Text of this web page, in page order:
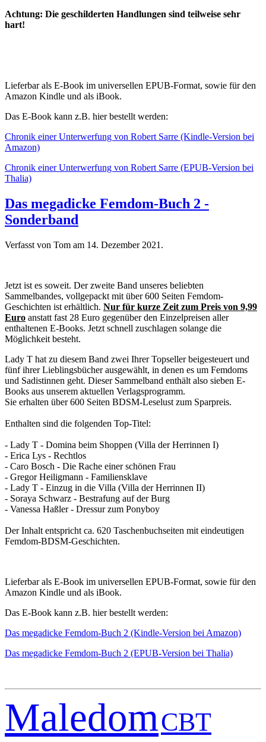
Achtung: Die geschilderten Handlungen sind teilweise sehr
hart!
Lieferbar als E-Book im universellen EPUB-Format, sowie für den
Amazon Kindle und als iBook.
Das E-Book kann z.B. hier bestellt werden:
Chronik einer Unterwerfung von Robert Sarre (Kindle-Version bei
Amazon)
Chronik einer Unterwerfung von Robert Sarre (EPUB-Version bei
Thalia)
Das megadicke Femdom-Buch 2 -
Sonderband
Verfasst von Tom am 14. Dezember 2021 .
Jetzt ist es soweit. Der zweite Band unseres beliebten
Sammelbandes, vollgepackt mit über 600 Seiten Femdom-
Geschichten ist erhältlich. Nur für kurze Zeit zum Preis von 9,99
Euro anstatt fast 28 Euro gegenüber den Einzelpreisen aller
enthaltenen E-Books. Jetzt schnell zuschlagen solange die
Möglichkeit besteht.
Lady T hat zu diesem Band zwei Ihrer Topseller beigesteuert und
fünf ihrer Lieblingsbücher ausgewählt, in denen es um Femdoms
und Sadistinnen geht. Dieser Sammelband enthält also sieben E-
Books aus unserem aktuellen Verlagsprogramm.
Sie erhalten über 600 Seiten BDSM-Leselust zum Sparpreis.
Enthalten sind die folgenden Top-Titel:
- Lady T - Domina beim Shoppen (Villa der Herrinnen I)
- Erica Lys - Rechtlos
- Caro Bosch - Die Rache einer schönen Frau
- Gregor Heiligmann - Familiensklave
- Lady T - Einzug in die Villa (Villa der Herrinnen II)
- Soraya Schwarz - Bestrafung auf der Burg
- Vanessa Haßler - Dressur zum Ponyboy
Der Inhalt entspricht ca. 620 Taschenbuchseiten mit eindeutigen
Femdom-BDSM-Geschichten.
Lieferbar als E-Book im universellen EPUB-Format, sowie für den
Amazon Kindle und als iBook.
Das E-Book kann z.B. hier bestellt werden:
Das megadicke Femdom-Buch 2 (Kindle-Version bei Amazon)
Das megadicke Femdom-Buch 2 (EPUB-Version bei Thalia)
MaledomCBT